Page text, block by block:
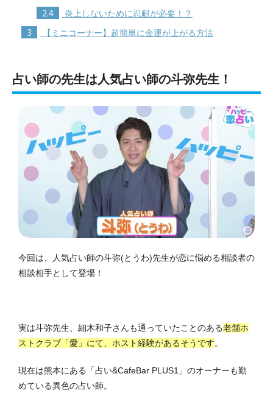
2.4 炎上しないために忍耐が必要！？
3 【ミニコーナー】超簡単に金運が上がる方法
占い師の先生は人気占い師の斗弥先生！
今回は、人気占い師の斗弥(とうわ)先生が恋に悩める相談者の
相談相手として登場！
実は斗弥先生、細木和子さんも通っていたことのある老舗ホ
ストクラブ「愛」にて、ホスト経験があるそうです。
現在は熊本にある「占い&CafeBar PLUS1」のオーナーも勤
めている異色の占い師。